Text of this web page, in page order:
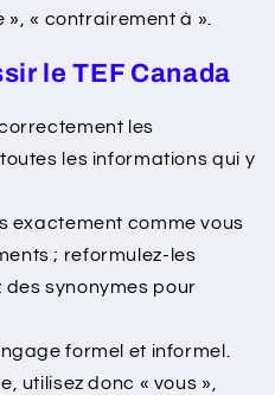
« contrairement à ».
le TEF Canada
les
les informations qui y
exactement comme vous
; reformulez-les
synonymes pour
formel et informel.
utilisez donc « vous »,